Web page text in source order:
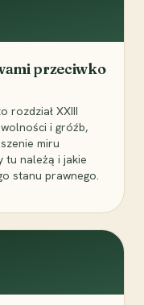
przeciwko
rozdział XXIII
i gróźb,
miru
tu należą i jakie
stanu prawnego.